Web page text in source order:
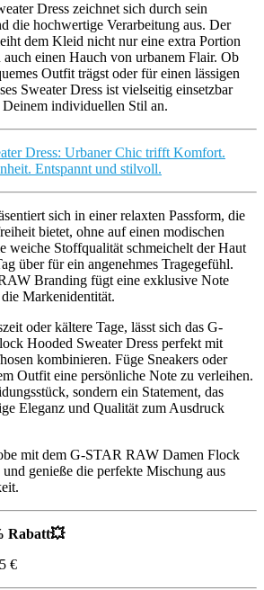
Dress zeichnet sich durch sein
die hochwertige Verarbeitung aus. Der
dem Kleid nicht nur eine extra Portion
einen Hauch von urbanem Flair. Ob
Outfit trägst oder für einen lässigen
Sweater Dress ist vielseitig einsetzbar
Deinem individuellen Stil an.
sich in einer relaxten Passform, die
bietet, ohne auf einen modischen
weiche Stoffqualität schmeichelt der Haut
über für ein angenehmes Tragegefühl.
Branding fügt eine exklusive Note
Markenidentität.
oder kältere Tage, lässt sich das G-
Hooded Sweater Dress perfekt mit
kombinieren. Füge Sneakers oder
Outfit eine persönliche Note zu verleihen.
sondern ein Statement, das
Eleganz und Qualität zum Ausdruck
mit dem G-STAR RAW Damen Flock
genieße die perfekte Mischung aus
Rabatt💥
€